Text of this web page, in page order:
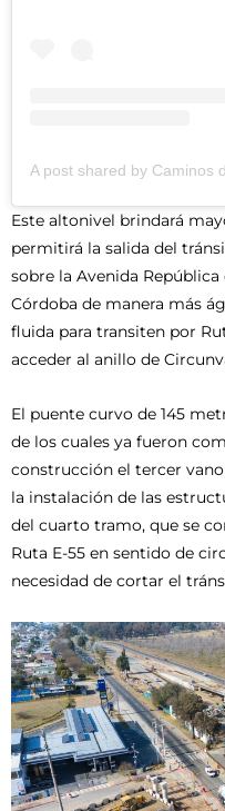
Este altonivel brindará
permitirá la salida del
sobre la Avenida
Córdoba de manera más
fluida para transiten por
acceder al anillo de
El puente curvo de 145
de los cuales ya fueron
construcción el tercer
la instalación de las
del cuarto tramo, que se
Ruta E-55 en sentido de
necesidad de cortar el